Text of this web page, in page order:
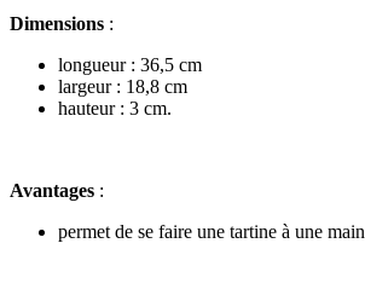
Dimensions :
longueur : 36,5 cm
largeur : 18,8 cm
hauteur : 3 cm.
Avantages :
permet de se faire une tartine à une main